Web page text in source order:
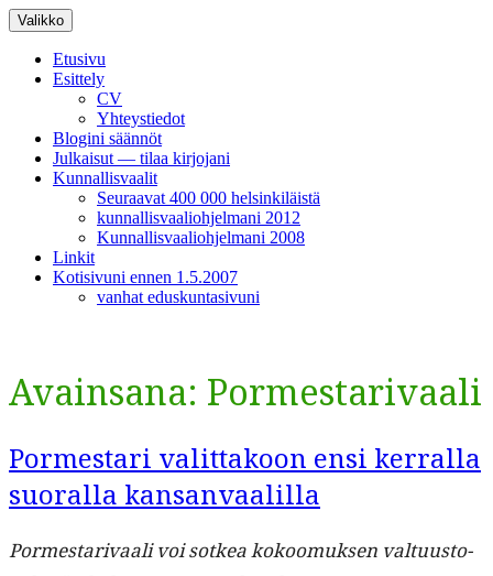
Siirry
sisältöön
Valikko
Etusivu
Esittely
CV
Yhteystiedot
Blogini säännöt
Julkaisut — tilaa kirjojani
Kunnallisvaalit
Seuraavat 400 000 helsinkiläistä
kunnallisvaaliohjelmani 2012
Kunnallisvaaliohjelmani 2008
Linkit
Kotisivuni ennen 1.5.2007
vanhat eduskuntasivuni
Avainsana: Pormestarivaali
Pormestari valittakoon ensi kerralla
suoralla kansanvaalilla
Pormes­tari­vaali voi sotkea kokoomuk­sen val­tu­us­to­